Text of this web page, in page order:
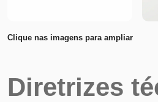
Clique nas imagens para ampliar
Diretrizes